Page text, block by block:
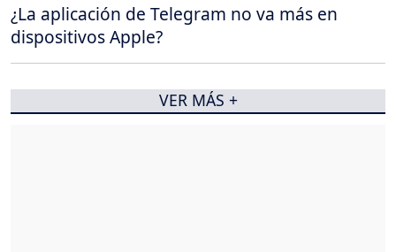
¿La aplicación de Telegram no va más en
dispositivos Apple?
VER MÁS +